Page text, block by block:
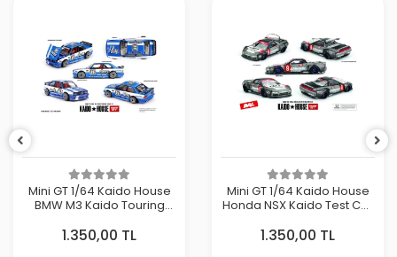
Mini GT 1/64 Kaido House
BMW M3 Kaido Touring
1.350,00 TL
Mini GT 1/64 Kaido House
Honda NSX Kaido Test Car
1.350,00 TL